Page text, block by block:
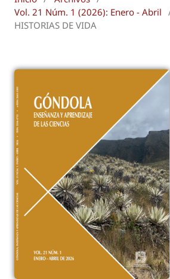
Vol. 21 Núm. 1 (2026): Enero - Abril
HISTORIAS DE VIDA